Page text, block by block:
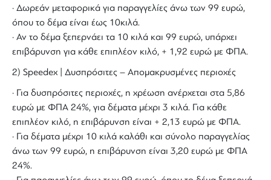
· Δωρεάν μεταφορικά για παραγγελίες άνω των 99 ευρώ,
όπου το δέμα είναι έως 10κιλά.
· Αν το δέμα ξεπερνάει τα 10 κιλά και 99 ευρώ, υπάρχει
επιβάρυνση για κάθε επιπλέον κιλό, + 1,92 ευρώ με ΦΠΑ.
2) Speedex | Δυσπρόσιτες – Απομακρυσμένες περιοχές
· Για δυσπρόσιτες περιοχές, η χρέωση ανέρχεται στα 5,86
ευρώ με ΦΠΑ 24%, για δέματα μέχρι 3 κιλά. Για κάθε
επιπλέον κιλό, η επιβάρυνση είναι + 2,13 ευρώ με ΦΠΑ.
· Για δέματα μέχρι 10 κιλά καλάθι και σύνολο παραγγελίας
άνω των 99 ευρώ, η επιβάρυνση είναι 3,20 ευρώ με ΦΠΑ
24%.